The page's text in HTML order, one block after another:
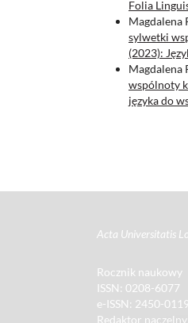
Folia
Magdalena
sylwetki
(2023):
Magdalena
wspólnoty
języka do
Acta Universitatis
Rocznik naukowy
ISSN: 0208-6077
e-ISSN: 2450-0119
Redaktor